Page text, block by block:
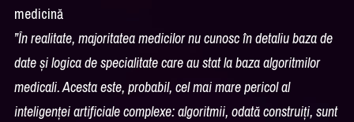
medicină
”În realitate, majoritatea medicilor nu cunosc în detaliu baza de
date și logica de specialitate care au stat la baza algoritmilor
medicali. Acesta este, probabil, cel mai mare pericol al
inteligenței artificiale complexe: algoritmii, odată construiți, sunt